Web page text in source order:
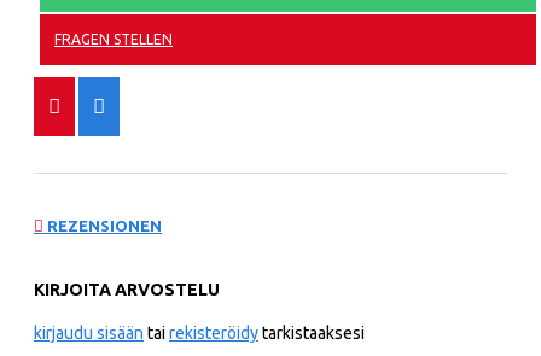
FRAGEN STELLEN
REZENSIONEN
KIRJOITA ARVOSTELU
kirjaudu sisään tairekisteröidytarkistaaksesi